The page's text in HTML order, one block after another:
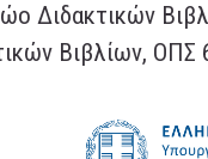
Διδακτικών
Βιβλίων, ΟΠΣ